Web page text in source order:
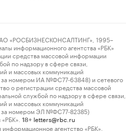
«РОСБИЗНЕСКОНСАЛТИНГ», 1995–
информационного агентства «РБК»
средства массовой информации
по надзору в сфере связи,
и массовых коммуникаций
за номером ИА №ФС77-63848) и сетевого
о регистрации средства массовой
службой по надзору в сфере связи,
и массовых коммуникаций
за номером ЭЛ №ФС77-82385)
18+ letters@rbc.ru
агентство «РБК».